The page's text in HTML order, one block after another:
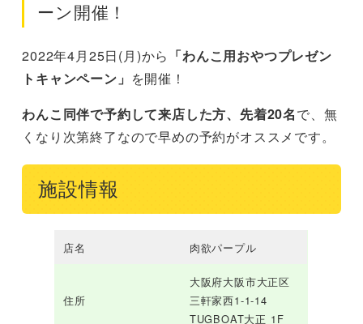
ーン開催！
2022年4月25日(月)から 「わんこ用おやつプレゼン
トキャンペーン」 を開催！
わんこ同伴で予約して来店した方、先着20名で、無
くなり次第終了なので早めの予約がオススメです。
施設情報
店名 肉欲パープル
住所
大阪府大阪市大正区
三軒家西1-1-14
TUGBOAT大正 1F